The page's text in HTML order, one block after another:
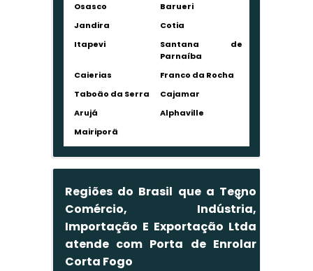
Osasco
Barueri
Jandira
Cotia
Itapevi
Santana de
Parnaíba
Caierias
Franco da Rocha
Taboão da Serra
Cajamar
Arujá
Alphaville
Mairiporã
Regiões do Brasil que a Tecno
Comércio, Indústria,
Importação E Exportação Ltda
atende com Porta de Enrolar
Corta Fogo